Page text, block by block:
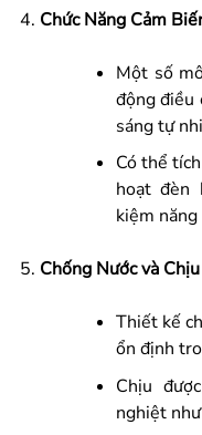
Chức Năng Cảm
Một số
động điều
sáng tự
Có thể
hoạt đèn
kiệm
Chống Nước và
Thiết kế
ổn định
Chịu
nghiệt